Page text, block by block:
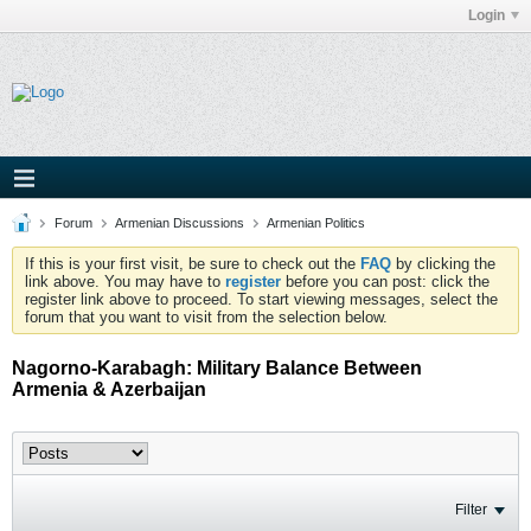
Login
Forum Armenian Discussions Armenian Politics
If this is your first visit, be sure to check out the FAQ by clicking the
link above. You may have to register before you can post: click the
register link above to proceed. To start viewing messages, select the
forum that you want to visit from the selection below.
Nagorno-Karabagh: Military Balance Between
Armenia & Azerbaijan
Filter